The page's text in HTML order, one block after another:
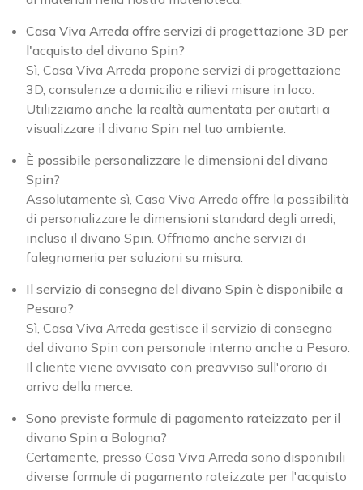
Casa Viva Arreda offre servizi di progettazione 3D per
l'acquisto del divano Spin?
Sì, Casa Viva Arreda propone servizi di progettazione
3D, consulenze a domicilio e rilievi misure in loco.
Utilizziamo anche la realtà aumentata per aiutarti a
visualizzare il divano Spin nel tuo ambiente.
È possibile personalizzare le dimensioni del divano
Spin?
Assolutamente sì, Casa Viva Arreda offre la possibilità
di personalizzare le dimensioni standard degli arredi,
incluso il divano Spin. Offriamo anche servizi di
falegnameria per soluzioni su misura.
Il servizio di consegna del divano Spin è disponibile a
Pesaro?
Sì, Casa Viva Arreda gestisce il servizio di consegna
del divano Spin con personale interno anche a Pesaro.
Il cliente viene avvisato con preavviso sull'orario di
arrivo della merce.
Sono previste formule di pagamento rateizzato per il
divano Spin a Bologna?
Certamente, presso Casa Viva Arreda sono disponibili
diverse formule di pagamento rateizzate per l'acquisto